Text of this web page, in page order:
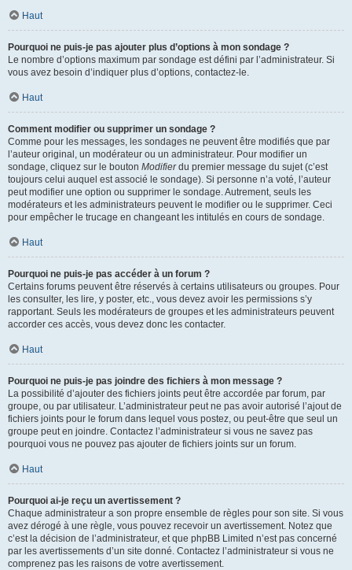
Haut
Pourquoi ne puis-je pas ajouter plus d’options à mon sondage ?
Le nombre d’options maximum par sondage est défini par l’administrateur. Si
vous avez besoin d’indiquer plus d’options, contactez-le.
Haut
Comment modifier ou supprimer un sondage ?
Comme pour les messages, les sondages ne peuvent être modifiés que par
l’auteur original, un modérateur ou un administrateur. Pour modifier un
sondage, cliquez sur le bouton Modifierdu premier message du sujet (c’est
toujours celui auquel est associé le sondage). Si personne n’a voté, l’auteur
peut modifier une option ou supprimer le sondage. Autrement, seuls les
modérateurs et les administrateurs peuvent le modifier ou le supprimer. Ceci
pour empêcher le trucage en changeant les intitulés en cours de sondage.
Haut
Pourquoi ne puis-je pas accéder à un forum ?
Certains forums peuvent être réservés à certains utilisateurs ou groupes. Pour
les consulter, les lire, y poster, etc., vous devez avoir les permissions s’y
rapportant. Seuls les modérateurs de groupes et les administrateurs peuvent
accorder ces accès, vous devez donc les contacter.
Haut
Pourquoi ne puis-je pas joindre des fichiers à mon message ?
La possibilité d’ajouter des fichiers joints peut être accordée par forum, par
groupe, ou par utilisateur. L’administrateur peut ne pas avoir autorisé l’ajout de
fichiers joints pour le forum dans lequel vous postez, ou peut-être que seul un
groupe peut en joindre. Contactez l’administrateur si vous ne savez pas
pourquoi vous ne pouvez pas ajouter de fichiers joints sur un forum.
Haut
Pourquoi ai-je reçu un avertissement ?
Chaque administrateur a son propre ensemble de règles pour son site. Si vous
avez dérogé à une règle, vous pouvez recevoir un avertissement. Notez que
c’est la décision de l’administrateur, et que phpBB Limited n’est pas concerné
par les avertissements d’un site donné. Contactez l’administrateur si vous ne
comprenez pas les raisons de votre avertissement.